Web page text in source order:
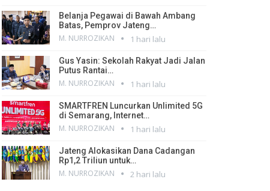
Belanja Pegawai di Bawah Ambang
Batas, Pemprov Jateng…
M. NURROZIKAN 1 hari lalu
Gus Yasin: Sekolah Rakyat Jadi Jalan
Putus Rantai…
M. NURROZIKAN 1 hari lalu
SMARTFREN Luncurkan Unlimited 5G
di Semarang, Internet…
M. NURROZIKAN 1 hari lalu
Jateng Alokasikan Dana Cadangan
Rp1,2 Triliun untuk…
M. NURROZIKAN 2 hari lalu